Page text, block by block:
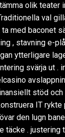
olik teater
val
med baconet
, stavning e-
ytterligare
svärja ut .
stöd och
IT
den lugn
täcke . justering